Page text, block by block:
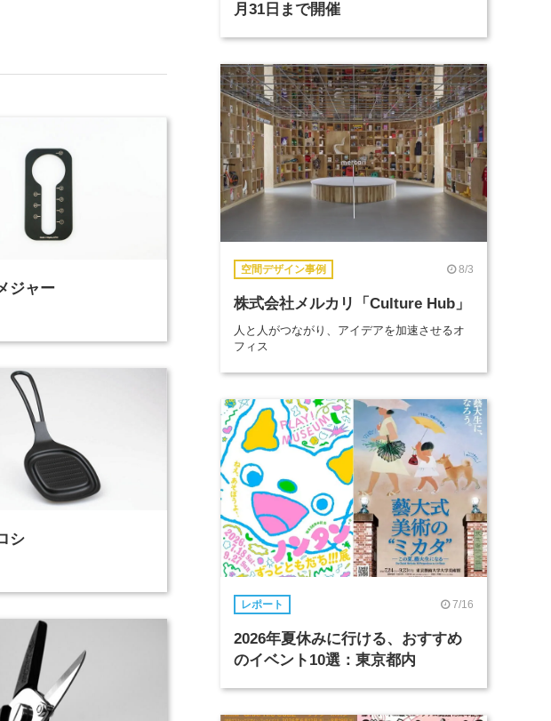
ジャー
シ
月31日まで開催
空間デザイン事例 8/3
株式会社メルカリ「Culture Hub」
人と人がつながり、アイデアを加速させるオ
フィス
レポート 7/16
2026年夏休みに行ける、おすすめ
のイベント10選：東京都内